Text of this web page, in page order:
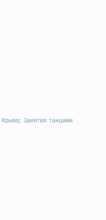
Крыму; Занятия танцами